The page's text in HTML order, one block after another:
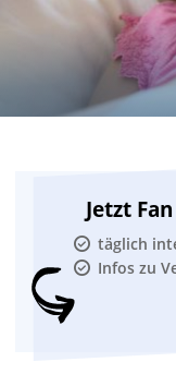
Jetzt
täglich
Infos zu